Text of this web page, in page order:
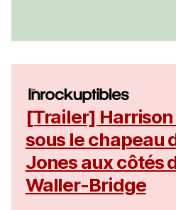
[Trailer]
sous le chapeau
Jones aux côtés
Waller-Bridge